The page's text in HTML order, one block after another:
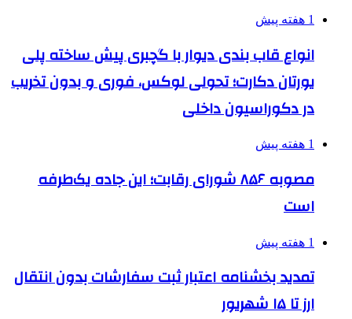
1 هفته پیش
انواع قاب بندی دیوار با گچبری پیش ساخته پلی
یورتان دکارت؛ تحولی لوکس، فوری و بدون تخریب
در دکوراسیون داخلی
1 هفته پیش
مصوبه ۸۵۶ شورای رقابت؛ این جاده یک‌طرفه
است
1 هفته پیش
تمدید بخشنامه اعتبار ثبت سفارشات بدون انتقال
ارز تا ۱۵ شهریور